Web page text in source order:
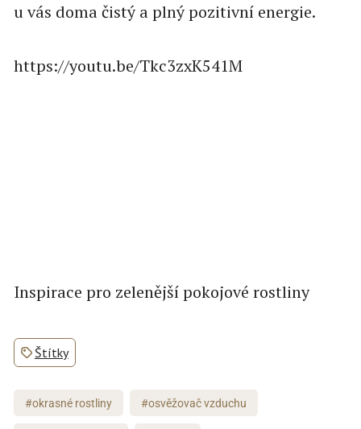
u vás doma čistý a plný pozitivní energie.
https://youtu.be/Tkc3zxK541M
Inspirace pro zelenější pokojové rostliny
Štítky
#okrasné rostliny #osvěžovač vzduchu